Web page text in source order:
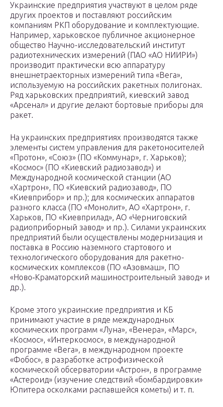
Украинские предприятия участвуют в целом ряде
других проектов и поставляют российским
компаниям РКП оборудование и комплектующие.
Например, харьковское публичное акционерное
общество Научно-исследовательский институт
радиотехнических измерений (ПАО «АО НИИРИ»)
производит практически всю аппаратуру
внешнетраекторных измерений типа «Вега»,
используемую на российских ракетных полигонах.
Ряд харьковских предприятий, киевский завод
«Арсенал» и другие делают бортовые приборы для
ракет.
На украинских предприятиях производятся также
элементы систем управления для ракетоносителей
«Протон», «Союз» (ПО «Коммунар», г. Харьков);
«Космос» (ПО «Киевский радиозавод») и
Международной космической станции (АО
«Хартрон», ПО «Киевский радиозавод», ПО
«Киевприбор» и пр.); для космических аппаратов
разного класса (ПО «Монолит», АО «Хартрон», г.
Харьков, ПО «Киевприлад», АО «Черниговский
радиоприборный завод» и пр.). Силами украинских
предприятий были осуществлены модернизация и
поставка в Россию наземного стартового и
технологического оборудования для ракетно-
космических комплексов (ПО «Азовмаш», ПО
«Ново‑Краматорский машиностроительный завод» и
др.).
Кроме этого украинские предприятия и КБ
принимают участие в ряде международных
космических программ «Луна», «Венера», «Марс»,
«Космос», «Интеркосмос», в международной
программе «Вега», в международном проекте
«Фобос», в разработке астрофизической
космической обсерватории «Астрон», в программе
«Астероид» (изучение следствий «бомбардировки»
Юпитера осколками распавшейся кометы) и т. п.